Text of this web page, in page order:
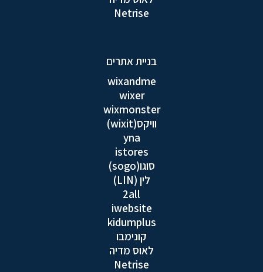
Netrise
בניית אתרים
wixandme
wixer
wixmonster
וויקס(wixit)
yna
istores
סוגו(sogo)
לין (LIN)
2all
iwebsite
kidumplus
קונימבו
לאוס מדיה
Netrise